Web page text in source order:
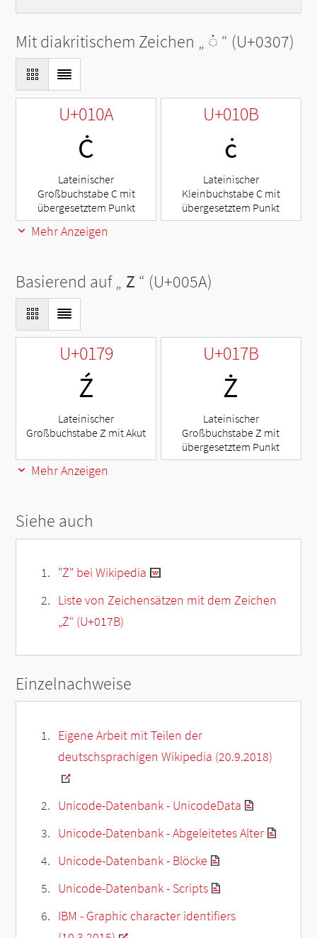
Mit diakritischem Zeichen „ ◌̇ “ (U+0307)
U+010A
Ċ
Lateinischer
Großbuchstabe C mit
übergesetztem Punkt
U+010B
ċ
Lateinischer
Kleinbuchstabe C mit
übergesetztem Punkt
Mehr Anzeigen
Basierend auf „ Z “ (U+005A)
U+0179
Ź
Lateinischer
Großbuchstabe Z mit Akut
U+017B
Ż
Lateinischer
Großbuchstabe Z mit
übergesetztem Punkt
Mehr Anzeigen
Siehe auch
"Ż" bei Wikipedia
Liste von Zeichensätzen mit dem Zeichen
„Ż“ (U+017B)
Einzelnachweise
Eigene Arbeit mit Teilen der
deutschsprachigen Wikipedia (20.9.2018)
Unicode-Datenbank - UnicodeData
Unicode-Datenbank - Abgeleitetes Alter
Unicode-Datenbank - Blöcke
Unicode-Datenbank - Scripts
IBM - Graphic character identifiers